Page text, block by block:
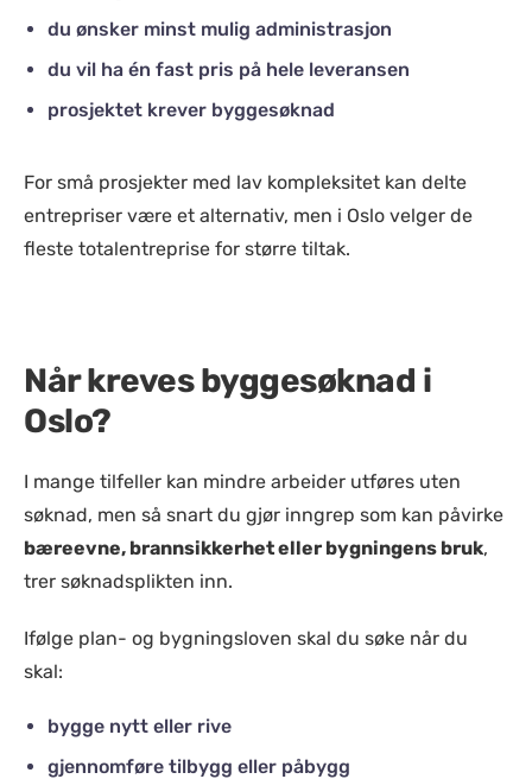
du ønsker minst mulig administrasjon
du vil ha én fast pris på hele leveransen
prosjektet krever byggesøknad
For små prosjekter med lav kompleksitet kan delte
entrepriser være et alternativ, men i Oslo velger de
fleste totalentreprise for større tiltak.
Når kreves byggesøknad i
Oslo?
I mange tilfeller kan mindre arbeider utføres uten
søknad, men så snart du gjør inngrep som kan påvirke
bæreevne, brannsikkerhet eller bygningens bruk,
trer søknadsplikten inn.
Ifølge plan- og bygningsloven skal du søke når du
skal:
bygge nytt eller rive
gjennomføre tilbygg eller påbygg